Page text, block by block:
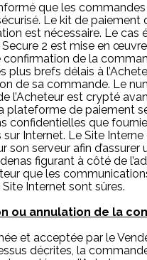
que les
Le kit de paiement
est nécessaire. Le cas
2 est mise en
confirmation de la
plus brefs délais à
de sa commande. Le
l’Acheteur est crypté
plateforme de paiement
confidentielles que
Internet. Le Site
son serveur afin d’assurer
figurant à côté de
que les
Internet sont sûres.
ou annulation de la
et acceptée par le
décrites, la